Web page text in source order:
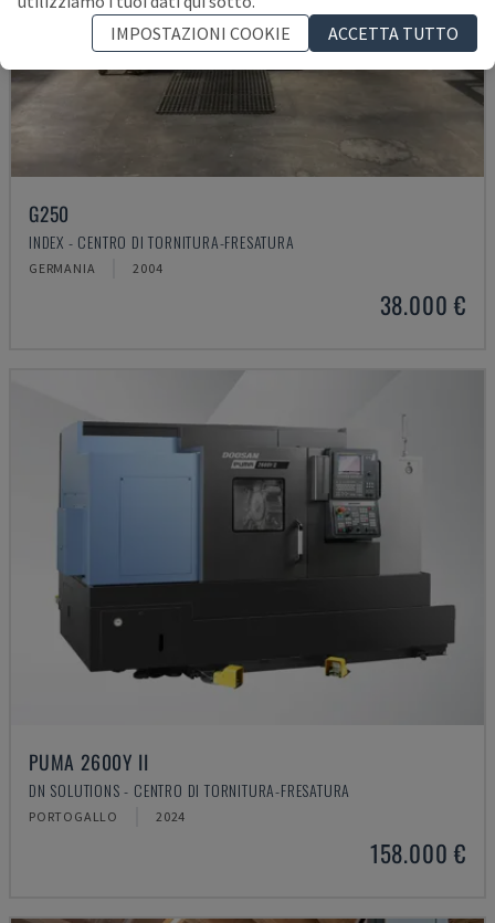
G250
INDEX - CENTRO DI TORNITURA-FRESATURA
GERMANIA 2004
38.000 €
PUMA 2600Y II
DN SOLUTIONS - CENTRO DI TORNITURA-FRESATURA
PORTOGALLO 2024
158.000 €
IMPOSTAZIONI COOKIE
ACCETTA TUTTO